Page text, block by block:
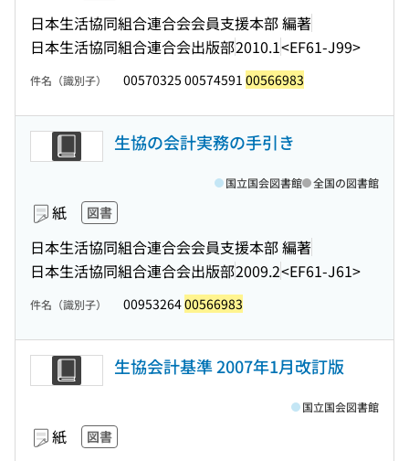
日本生活協同組合連合会会員支援本部 編著
日本生活協同組合連合会出版部2010.1<EF61-J99>
件名（識別子） 00570325 00574591 00566983
生協の会計実務の手引き
紙 図書
日本生活協同組合連合会会員支援本部 編著
日本生活協同組合連合会出版部2009.2<EF61-J61>
国立国会図書館 全国の図書館
件名（識別子） 0095326400566983
生協会計基準 2007年1月改訂版
紙 図書
国立国会図書館